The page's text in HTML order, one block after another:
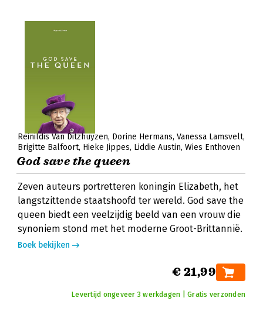
Reinildis Van Ditzhuyzen Dorine Hermans Vanessa Lamsvelt
Brigitte Balfoort Hieke Jippes Liddie Austin Wies Enthoven
God save the queen
Zeven auteurs portretteren koningin Elizabeth, het
langstzittende staatshoofd ter wereld. God save the
queen biedt een veelzijdig beeld van een vrouw die
synoniem stond met het moderne Groot-Brittannië.
Boek bekijken
€ 21,99
Levertijd ongeveer 3 werkdagen | Gratis verzonden